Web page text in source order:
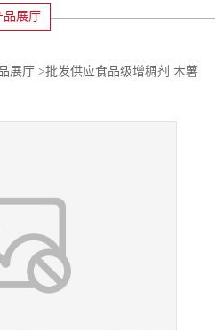
品展厅
展厅 >批发供应食品级增稠剂 木薯